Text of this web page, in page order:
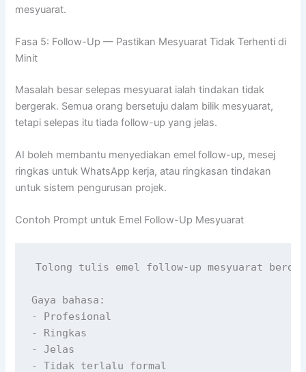
mesyuarat.
Fasa 5: Follow-Up — Pastikan Mesyuarat Tidak Terhenti di
Minit
Masalah besar selepas mesyuarat ialah tindakan tidak
bergerak. Semua orang bersetuju dalam bilik mesyuarat,
tetapi selepas itu tiada follow-up yang jelas.
AI boleh membantu menyediakan emel follow-up, mesej
ringkas untuk WhatsApp kerja, atau ringkasan tindakan
untuk sistem pengurusan projek.
Contoh Prompt untuk Emel Follow-Up Mesyuarat
Tolong tulis emel follow-up mesyuarat
Gaya bahasa:
- Profesional
- Ringkas
- Jelas
- Tidak terlalu formal